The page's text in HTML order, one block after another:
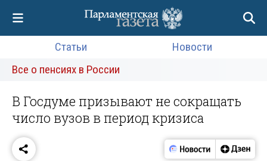
Статьи
Новости
Все о пенсиях в России
В Госдуме призывают не сокращать
число вузов в период кризиса